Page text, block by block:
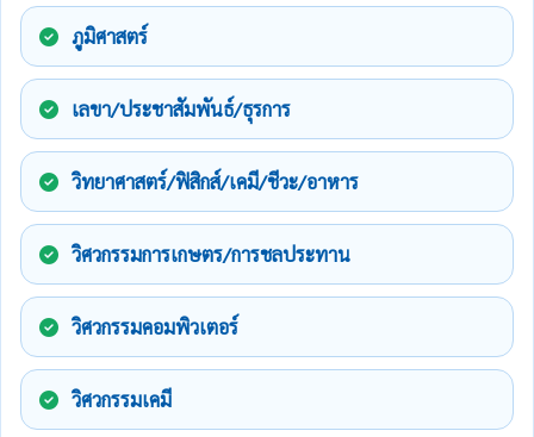
ภูมิศาสตร์
เลขา/ประชาสัมพันธ์/ธุรการ
วิทยาศาสตร์/ฟิสิกส์/เคมี/ชีวะ/อาหาร
วิศวกรรมการเกษตร/การชลประทาน
วิศวกรรมคอมพิวเตอร์
วิศวกรรมเคมี